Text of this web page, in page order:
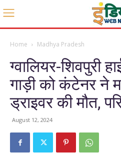
Home Madhya Pradesh
ग्वालियर-शिवपुरी
गाड़ी को कंटेनर ने
ड्राइवर की मौत,
August 12, 2024